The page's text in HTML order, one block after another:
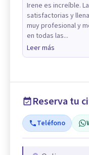
Irene es increíble.
satisfactorias y
muy profesional y
en todas las...
Leer más
Reserva tu
Teléfono